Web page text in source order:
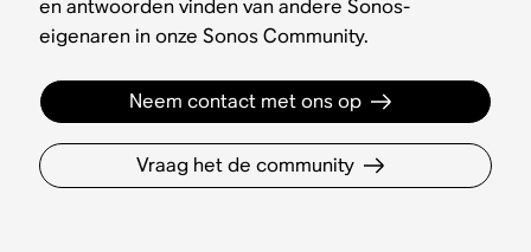
en antwoorden vinden van andere Sonos-
eigenaren in onze Sonos Community.
Neem contact met ons op
Vraag het de community